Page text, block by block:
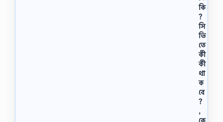
কি
?
সি
ভি
তে
কী
কী
থা
ক
বে
?
,